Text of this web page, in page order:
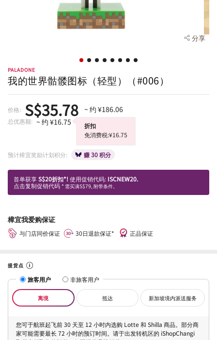
分享
PALADONE
我的世界骷髅图标（轻型）（#006）
价格: S$35.78 ~ 约 ¥186.06
总优惠额: ~ 约 ¥16.75
折扣
免消费税:¥16.75
预计樟宜奖励计划积分: 赚 30 积分
首单获享S$20折扣*! 使用促销代码: ISCNEW20.
点击复制促销代码 * 需买满S$79, 附带条件。
樟宜我爱购保证
与门店同价保证 30日退款保证* 正品保证
提货点
旅客用户 非旅客用户
离境 抵达 新加坡境内派送服务
您可于航班起飞前 30 天至 12 小时内选购 Lotte 和 Shilla 商品。部分商
家可能需要最长 72 小时的预订时间。请于出发转机区的 iShopChangi